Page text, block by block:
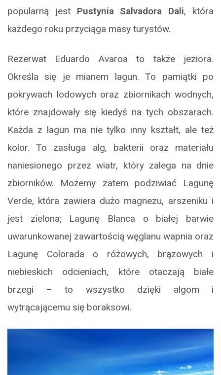
popularną jest Pustynia Salvadora Dali, która
każdego roku przyciąga masy turystów.
Rezerwat Eduardo Avaroa to także jeziora.
Określa się je mianem lagun. To pamiątki po
pokrywach lodowych oraz zbiornikach wodnych,
które znajdowały się kiedyś na tych obszarach.
Każda z lagun ma nie tylko inny kształt, ale też
kolor. To zasługa alg, bakterii oraz materiału
naniesionego przez wiatr, który zalega na dnie
zbiorników. Możemy zatem podziwiać Lagunę
Verde, która zawiera dużo magnezu, arszeniku i
jest zielona; Lagunę Blanca o białej barwie
uwarunkowanej zawartością węglanu wapnia oraz
Lagunę Colorada o różowych, brązowych i
niebieskich odcieniach, które otaczają białe
brzegi – to wszystko dzięki algom i
wytrącającemu się boraksowi.